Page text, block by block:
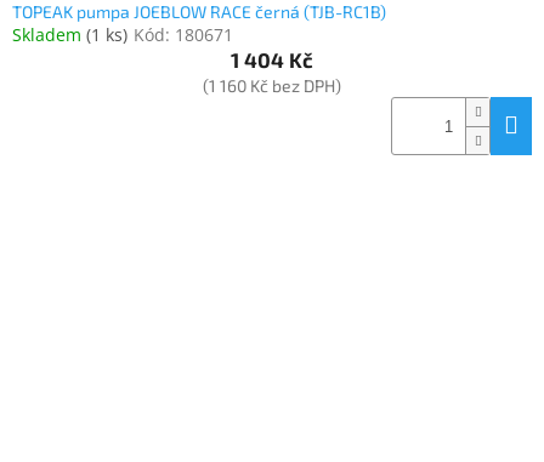
TOPEAK pumpa JOEBLOW RACE černá (TJB-RC1B)
Skladem (1 ks) Kód: 180671
1 404 Kč
(1 160 Kč bez DPH)